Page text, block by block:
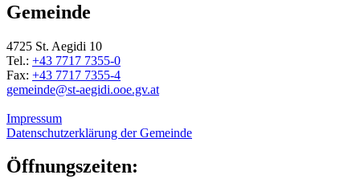
Gemeinde
4725 St. Aegidi 10
Tel.: +43 7717 7355-0
Fax: +43 7717 7355-4
gemeinde@st-aegidi.ooe.gv.at
Impressum
Datenschutzerklärung der Gemeinde
Öffnungszeiten: